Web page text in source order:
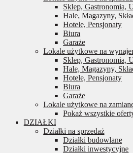
Sklep, Gastronomia,
Hale, Magazyny,
Hotele, Pensjonaty
Biura
Garaże
Lokale użytkowe na
Sklep, Gastronomia,
Hale, Magazyny,
Hotele, Pensjonaty
Biura
Garaże
Lokale użytkowe na
Pokaż wszystkie
DZIAŁKI
Działki na sprzedaż
Działki budowlane
Działki inwestycyjne